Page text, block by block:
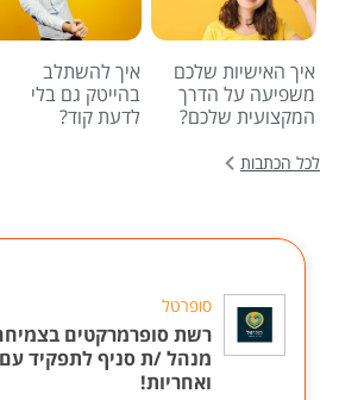
איך האישיות שלכם
משפיעה על הדרך
המקצועית שלכם?
איך להשתלב
בהייטק גם בלי
לדעת קוד?
לכל הכתבות
סופרטל
רשת סופרמרקטים
מנהל /ת סניף לתפקיד עם
ואחריות!